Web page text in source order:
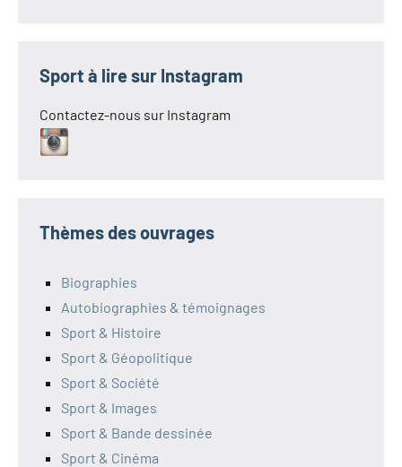
Sport à lire sur Instagram
Contactez-nous sur Instagram
Thèmes des ouvrages
Biographies
Autobiographies & témoignages
Sport & Histoire
Sport & Géopolitique
Sport & Société
Sport & Images
Sport & Bande dessinée
Sport & Cinéma